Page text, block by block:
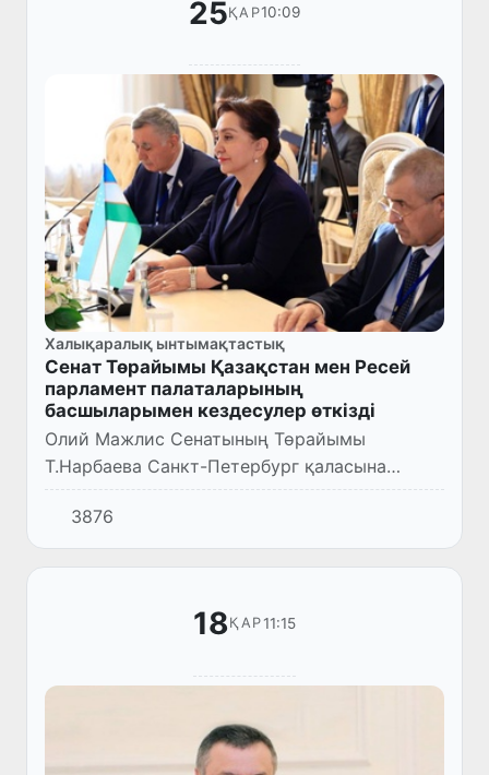
25ҚАР10:09
Халықаралық ынтымақтастық
Сенат Төрайымы Қазақстан мен Ресей
парламент палаталарының
басшыларымен кездесулер өткізді
Олий Мажлис Сенатының Төрайымы
Т.Нарбаева Санкт-Петербург қаласына
сапары барысында Ресей Федерациясы
Федералдық Мәжілісі Федерация Кеңесінің
Төрайымы Валентина Матвиенкомен және Қ...
3876
18ҚАР11:15